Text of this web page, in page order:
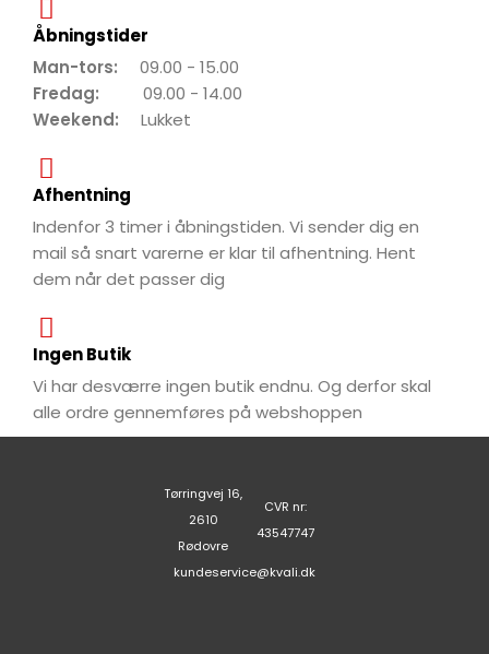
Åbningstider
Man-tors: 09.00 - 15.00
Fredag: 09.00 - 14.00
Weekend: Lukket
Afhentning
Indenfor 3 timer i åbningstiden. Vi sender dig en
mail så snart varerne er klar til afhentning. Hent
dem når det passer dig
Ingen Butik
Vi har desværre ingen butik endnu. Og derfor skal
alle ordre gennemføres på webshoppen
Tørringvej 16,
2610
Rødovre
CVR nr:
43547747
kundeservice@kvali.dk